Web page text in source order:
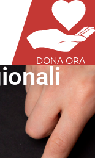
DONA ORA